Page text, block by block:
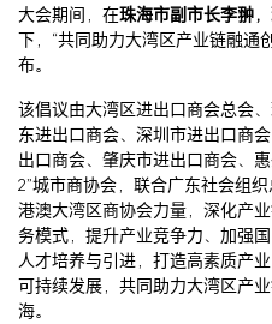
大会期间，在珠海市副市长李翀
下，“共同助力大湾区产业链融通
布。
该倡议由大湾区进出口商会总会
东进出口商会、深圳市进出口商
出口商会、肇庆市进出口商会、
2”城市商协会，联合广东社会组
港澳大湾区商协会力量，深化产
务模式，提升产业竞争力、加强
人才培养与引进，打造高素质产
可持续发展，共同助力大湾区产
海。